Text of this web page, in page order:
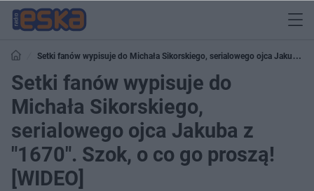
Setki fanów wypisuje do Michała Sikorskiego, serialowego ojca Jakuba z
"1670". Szok, o co go proszą! [WIDEO]
Setki fanów wypisuje do
Michała Sikorskiego,
serialowego ojca Jakuba z
"1670". Szok, o co go proszą!
[WIDEO]